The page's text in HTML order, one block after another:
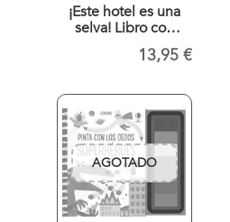
¡Este hotel es una
selva! Libro con
solapas13,95 €
AGOTADO